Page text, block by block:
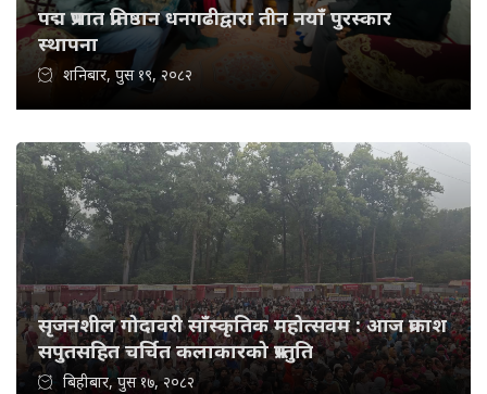
पद्म प्रभात प्रतिष्ठान धनगढीद्वारा तीन नयाँ पुरस्कार
स्थापना
शनिबार, पुस १९, २०८२
सृजनशील गोदावरी साँस्कृतिक महोत्सवम : आज प्रकाश
सपुतसहित चर्चित कलाकारको प्रस्तुति
बिहीबार, पुस १७, २०८२